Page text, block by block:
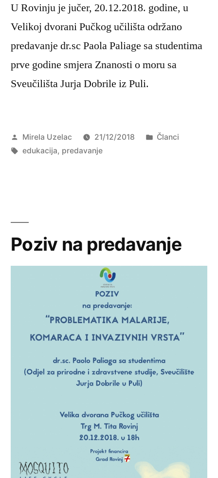
U Rovinju je jučer, 20.12.2018. godine, u
Velikoj dvorani Pučkog učilišta održano
predavanje dr.sc Paola Paliage sa studentima
prve godine smjera Znanosti o moru sa
Sveučilišta Jurja Dobrile iz Puli.
Objavio
Mirela Uzelac 21/12/2018
Objavljeno
Članci
Oznake:
edukacija, predavanje
Poziv na predavanje